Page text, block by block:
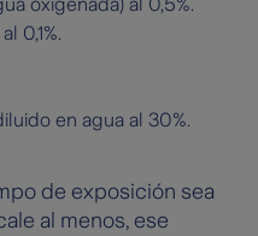
oxigenada) al 0,5%.
0,1%.
en agua al 30%.
de exposición sea
al menos, ese